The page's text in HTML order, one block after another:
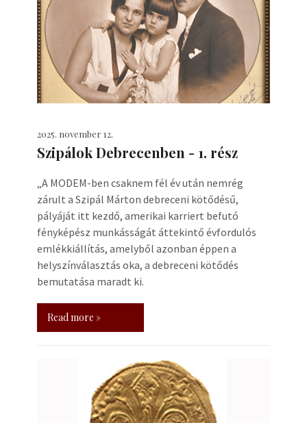
2025. november 12.
Szipálok Debrecenben - 1. rész
„A MODEM-ben csaknem fél év után nemrég
zárult a Szipál Márton debreceni kötődésű,
pályáját itt kezdő, amerikai karriert befutó
fényképész munkásságát áttekintő évfordulós
emlékkiállítás, amelyből azonban éppen a
helyszínválasztás oka, a debreceni kötődés
bemutatása maradt ki.
Read more »